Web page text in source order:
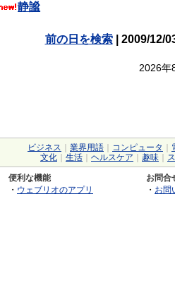
静謐
前の日を検索| 2009/12/
2026年
ビジネス 業界用語 コンピュータ
文化
生活 ヘルスケア 趣味
便利な機能
・ ウェブリオのアプリ
お問合
・ お問